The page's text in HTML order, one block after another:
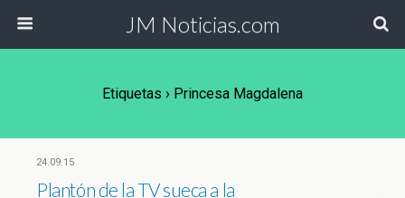
JM Noticias.com
Etiquetas › Princesa Magdalena
24.09.15
Plantón de la TV sueca a la